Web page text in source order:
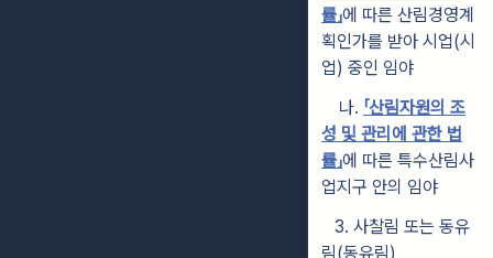
률」에 따른 산림경영계
획인가를 받아 시업(시
업) 중인 임야
나. 「산림자원의 조
성 및 관리에 관한 법
률」에 따른 특수산림사
업지구 안의 임야
3. 사찰림 또는 동유
림(동유림)